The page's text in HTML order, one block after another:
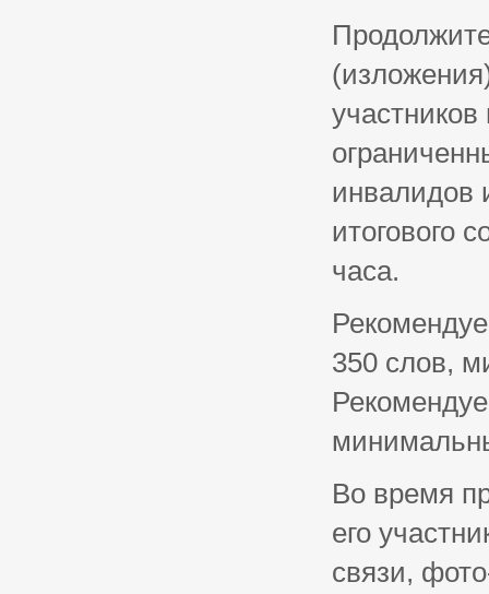
инвалидов
итогового
часа.
350 слов,
Во время
его
связи,